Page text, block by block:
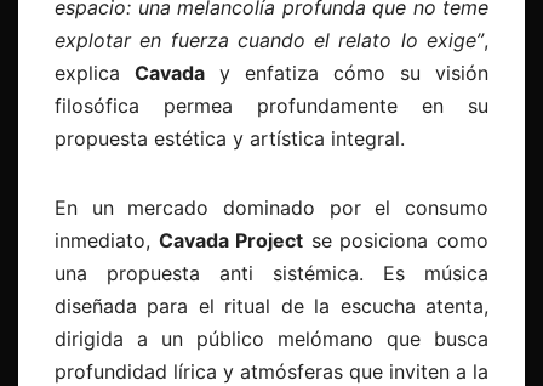
espacio: una melancolía profunda que no teme
explotar en fuerza cuando el relato lo exige”,
explica Cavada y enfatiza cómo su visión
filosófica permea profundamente en su
propuesta estética y artística integral.
En un mercado dominado por el consumo
inmediato, Cavada Project se posiciona como
una propuesta anti sistémica. Es música
diseñada para el ritual de la escucha atenta,
dirigida a un público melómano que busca
profundidad lírica y atmósferas que inviten a la